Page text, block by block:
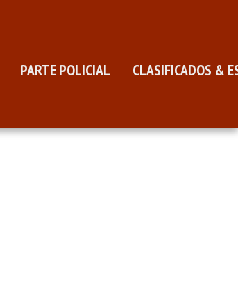
PARTE POLICIAL CLASIFICADOS &